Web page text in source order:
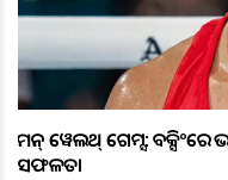
କମନ୍ ୱେଲଥ୍ ଗେମ୍ସ: ବକ୍ସିଂରେ
ସଫଳତା